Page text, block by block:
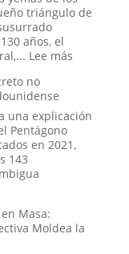
triángulo de
años, el
Lee más:
la
mundo
no
una explicación
Pentágono
en 2021,
143
Masa:
Moldea la